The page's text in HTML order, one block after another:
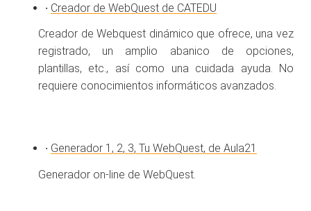
· Creador de WebQuest de CATEDU
Creador de Webquest dinámico que ofrece, una vez
registrado, un amplio abanico de opciones,
plantillas, etc., así como una cuidada ayuda. No
requiere conocimientos informáticos avanzados.
· Generador 1, 2, 3, Tu WebQuest, de Aula21
Generador on-line de WebQuest.